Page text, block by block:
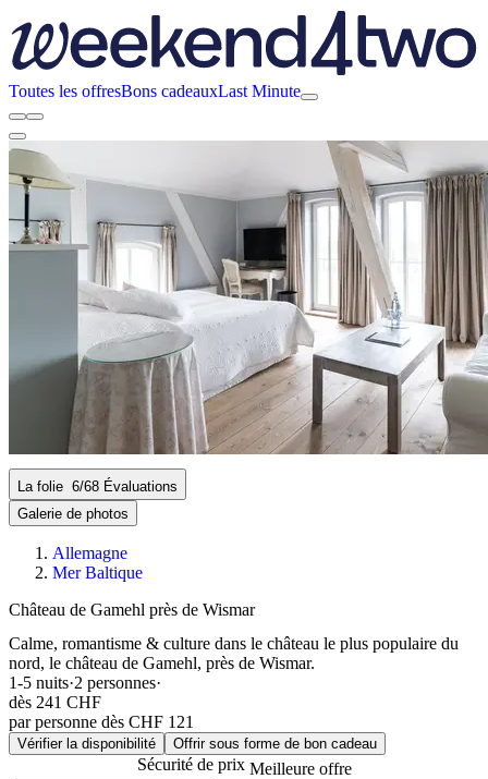
Toutes les offresBons cadeauxLast Minute
La folie 6/68 Évaluations
Galerie de photos
Allemagne
Mer Baltique
Château de Gamehl près de Wismar
Calme, romantisme & culture dans le château le plus populaire du
nord, le château de Gamehl, près de Wismar.
1-5 nuits·2 personnes·
dès 241 CHF
par personne dès CHF 121
Vérifier la disponibilité Offrir sous forme de bon cadeau
Sécurité de prix Meilleure offre